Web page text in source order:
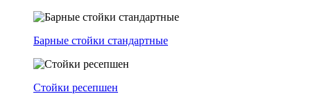
Барные стойки стандартные
Стойки ресепшен